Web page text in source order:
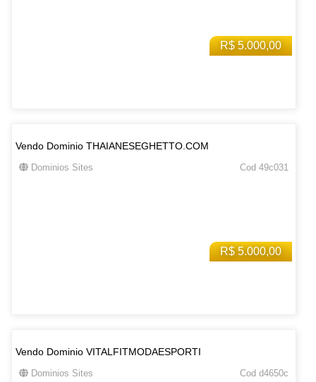
R$ 5.000,00
R$ 5.000,00
Vendo Dominio THAIANESEGHETTO.COM
Dominios Sites Cod 49c031
Vendo Dominio VITALFITMODAESPORTI
Dominios Sites Cod d4650c